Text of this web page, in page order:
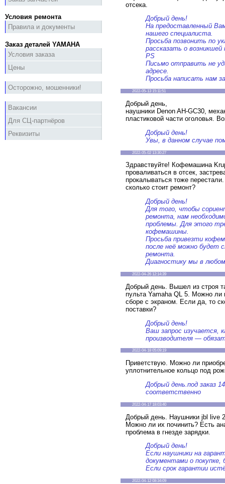
Условия ремонта
Правила и документы
Заказ деталей YAMAHA
Условия заказа
Цены
Осторожно, мошенники!
Вакансии
Для СЦ-партнёров
Реквизиты
отсека.
Добрый день!
На предоставленный
нашего специалиста.
Просьба позвонить по
рассказать о
PS
Письмо отправить не
адресе.
Просьба написать нам
2022-05-13 15:11:51
Добрый день,
наушники Denon AH-GC30,
пластиковой части оголовья.
Добрый день!
Увы, в данном случае
2022-05-02 13:30:27
Здравствуйте! Кофемашина
проваливаться в отсек,
прокалываться тоже
сколько стоит ремонт?
Добрый день!
Для того, чтобы
ремонта, нам
проблемы. Для этого
кофемашины.
Просьба привезти
после неё можно будет
ремонта.
Диагностику мы в
2022-04-26 12:14:39
Добрый день. Вышел из строя
пульта Yamaha QL 5. Можно ли
сборе с экраном. Если да, то
поставки?
Добрый день!
Ваш запрос изучается,
производителя —
2022-04-18 05:09:19
Приветствую. Можно ли
уплотнительное кольцо под
Добрый день.под заказ
соответственно
2022-04-17 18:03:40
Добрый день. Наушники jbl live
Можно ли их починить? Есть
проблема в гнезде зарядки.
Добрый день!
Если наушники на
документами о
Если срок гарантии
2022-04-12 08:34:09